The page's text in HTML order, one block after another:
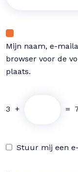
Mijn naam, e-
browser voor de
plaats.
3 + =
Stuur mij een